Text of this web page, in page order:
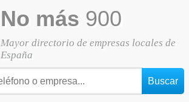
No más 900
Mayor directorio de empresas locales de
España